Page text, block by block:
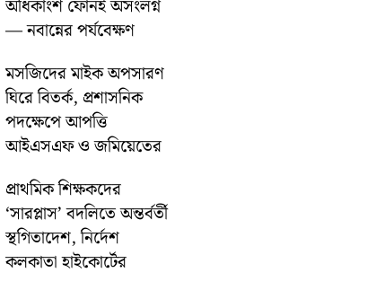
অধিকাংশ ফোনই অসংলগ্ন
— নবান্নের পর্যবেক্ষণ
মসজিদের মাইক অপসারণ
ঘিরে বিতর্ক, প্রশাসনিক
পদক্ষেপে আপত্তি
আইএসএফ ও জমিয়েতের
প্রাথমিক শিক্ষকদের
‘সারপ্লাস’ বদলিতে অন্তর্বর্তী
স্থগিতাদেশ, নির্দেশ
কলকাতা হাইকোর্টের